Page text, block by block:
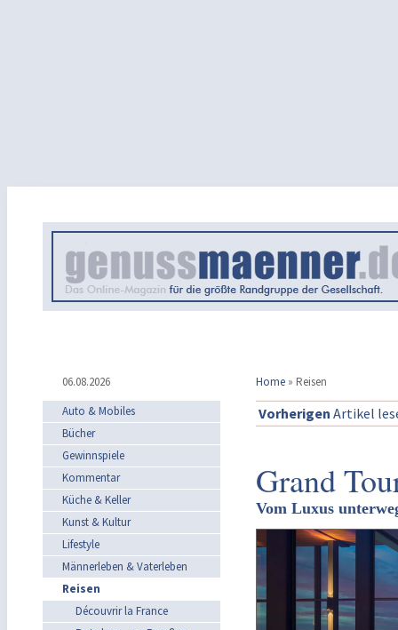
06.08.2026 Home » Reisen
Auto & Mobiles
Bücher
Gewinnspiele
Kommentar
Küche & Keller
Kunst & Kultur
Lifestyle
Männerleben & Vaterleben
Reisen
Découvrir la France
Vorherigen Artikel
Grand
Vom Luxus